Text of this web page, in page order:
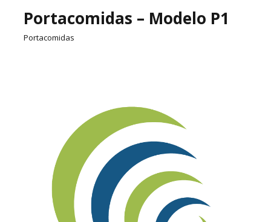
Portacomidas – Modelo P1
Portacomidas